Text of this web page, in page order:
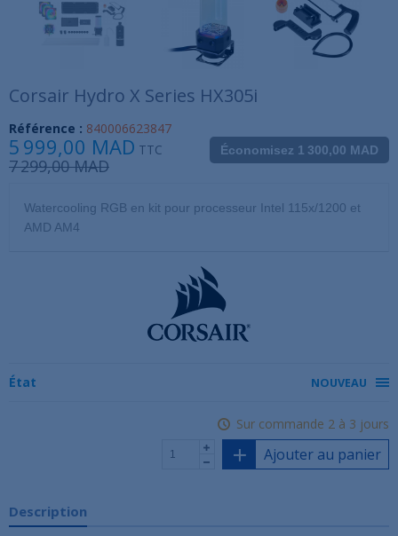
Corsair Hydro X Series HX305i
Référence : 840006623847
Économisez 1 300,00 MAD
5 999,00 MAD TTC
7 299,00 MAD
Watercooling RGB en kit pour processeur Intel 115x/1200 et
AMD AM4
État NOUVEAU
Sur commande 2 à 3 jours
Ajouter au panier
Description